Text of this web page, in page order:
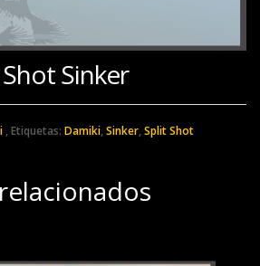
Sinker
Etiquetas: Damiki,Sinker,Split Shot